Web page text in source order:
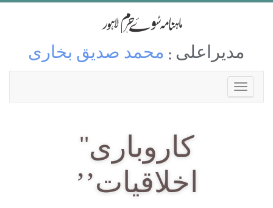
مدیراعلی : محمد صدیق بخاری
کاروباری‘‘
اخلاقیات’’